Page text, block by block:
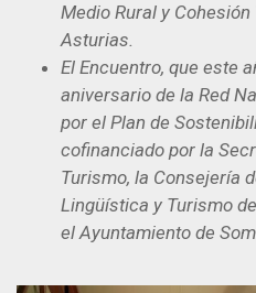
Medio Rural y
Asturias.
El Encuentro, que este
aniversario de la Red
por el Plan de
cofinanciado por la
Turismo, la Consejería
Lingüística y Turismo
el Ayuntamiento de